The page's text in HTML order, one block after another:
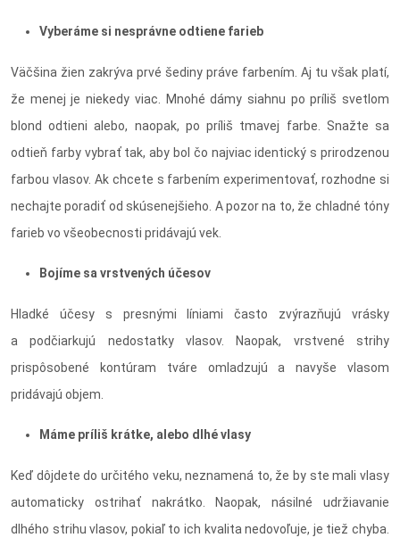
Vyberáme si nesprávne odtiene farieb
Väčšina žien zakrýva prvé šediny práve farbením. Aj tu však platí,
že menej je niekedy viac. Mnohé dámy siahnu po príliš svetlom
blond odtieni alebo, naopak, po príliš tmavej farbe. Snažte sa
odtieň farby vybrať tak, aby bol čo najviac identický s prirodzenou
farbou vlasov. Ak chcete s farbením experimentovať, rozhodne si
nechajte poradiť od skúsenejšieho. A pozor na to, že chladné tóny
farieb vo všeobecnosti pridávajú vek.
Bojíme sa vrstvených účesov
Hladké účesy s presnými líniami často zvýrazňujú vrásky
a podčiarkujú nedostatky vlasov. Naopak, vrstvené strihy
prispôsobené kontúram tváre omladzujú a navyše vlasom
pridávajú objem.
Máme príliš krátke, alebo dlhé vlasy
Keď dôjdete do určitého veku, neznamená to, že by ste mali vlasy
automaticky ostrihať nakrátko. Naopak, násilné udržiavanie
dlhého strihu vlasov, pokiaľ to ich kvalita nedovoľuje, je tiež chyba.